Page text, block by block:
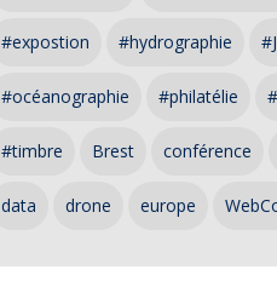
#expostion #hydrographie
#océanographie #philatélie
#timbre Brest conférence
data drone europe